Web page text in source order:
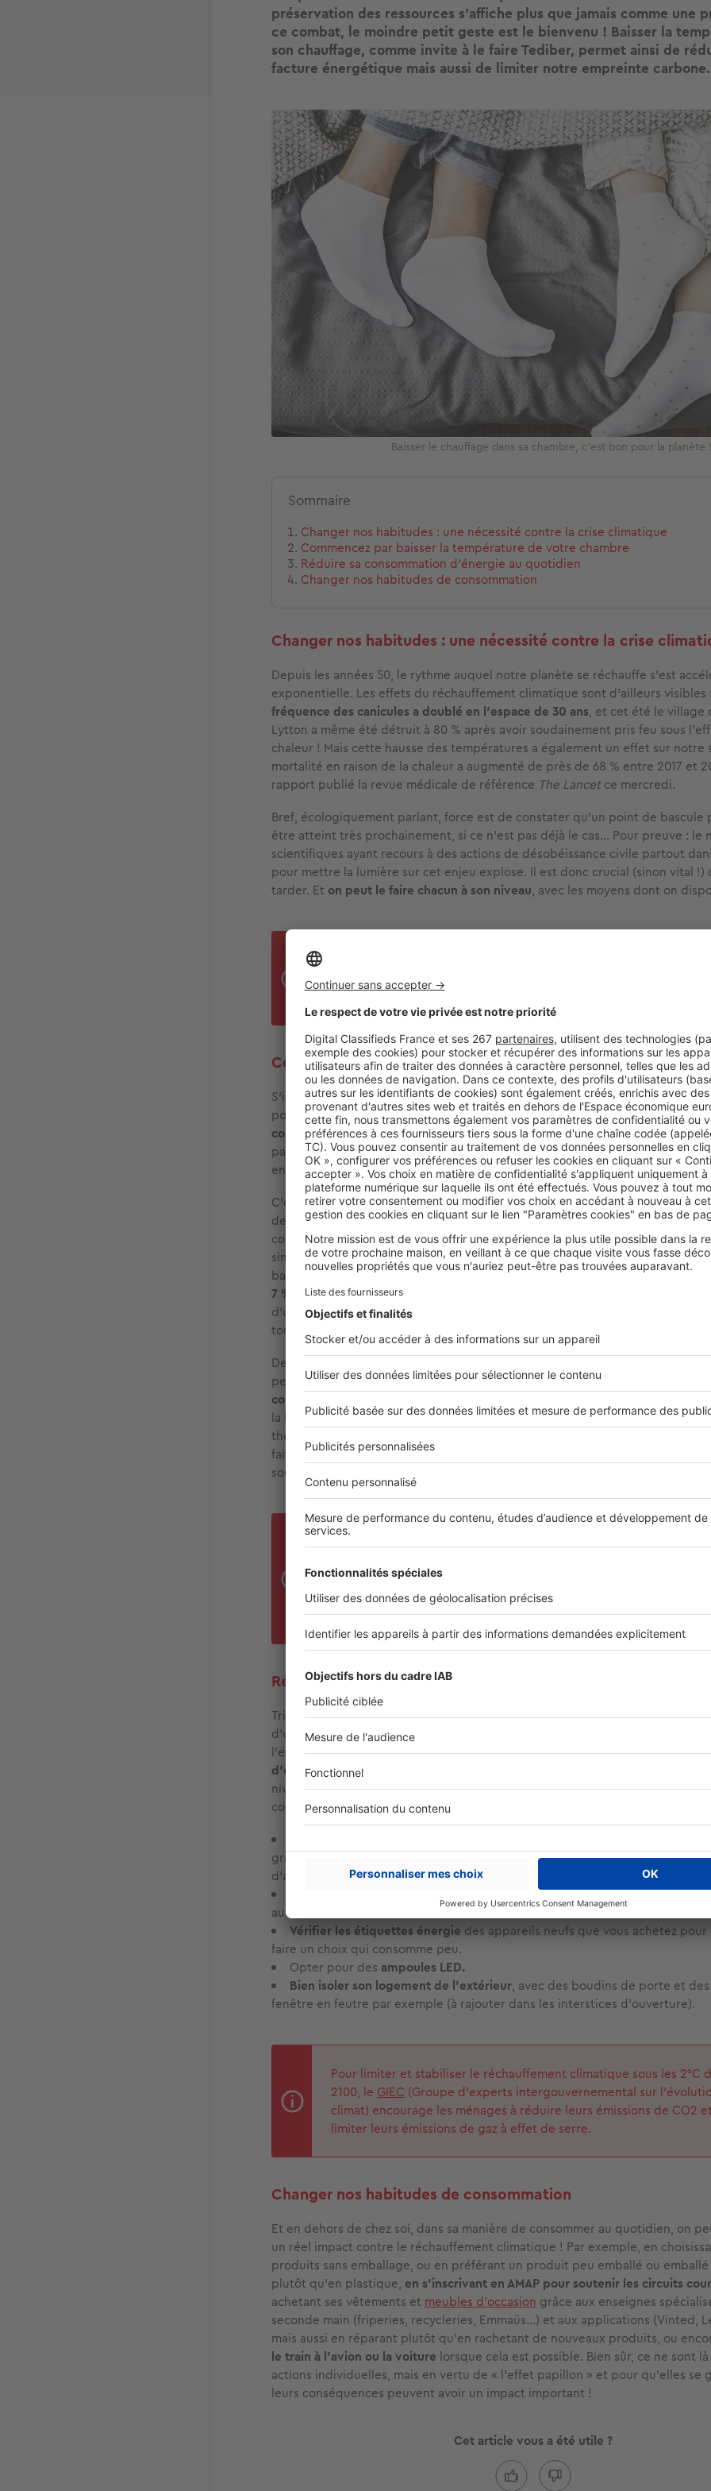
préservation des ressources s’affiche plus que jamais comme une
ce combat, le moindre petit geste est le bienvenu ! Baisser la
son chauffage, comme invite à le faire Tediber, permet ainsi de
facture énergétique mais aussi de limiter notre empreinte carbone.
Image
Baisser le chauffage dans sa chambre, c'est bon pour la planète
Sommaire
Changer nos habitudes : une nécessité contre la crise climatique
Commencez par baisser la température de votre chambre
Réduire sa consommation d'énergie au quotidien
Changer nos habitudes de consommation
Changer nos habitudes : une nécessité contre la crise
Depuis les années 50, le rythme auquel notre planète se réchauffe s’est
exponentielle. Les effets du réchauffement climatique sont d’ailleurs visibles
fréquence des canicules a doublé en l’espace de 30 ans, et cet été le village
Lytton a même été détruit à 80 % après avoir soudainement pris feu sous
chaleur ! Mais cette hausse des températures a également un effet sur notre
mortalité en raison de la chaleur a augmenté de près de 68 % entre 2017 et
rapport publié la revue médicale de référence The Lancetce mercredi.
Bref, écologiquement parlant, force est de constater qu’un point de bascule
être atteint très prochainement, si ce n’est pas déjà le cas... Pour preuve : le
scientifiques ayant recours à des actions de désobéissance civile partout
pour mettre la lumière sur cet enjeu explose. Il est donc crucial (sinon vital !)
tarder. Et on peut le faire chacun à son niveau, avec les moyens dont on
au challenge des Nuits pour le Climat lancé par Tediber ! Pour vous
inscrire, c'estici.
Commencez par baisser la température de votre chambre
S’il est une pièce dans laquelle on passe du temps (et même dans laquelle
pouvoir passer encore plus de temps !), c’est bien la chambre à coucher !
cours d’une vie, on passe de 25 à 27 ans à dormir.À titre de comparaison,
passe 11,5 années (cumulées) à travailler, 23 000 heures à faire sa lessive, 4,3
environ six mois à faire la queue.
C’est pourquoi, cette année encore,Tediber lanceles Nuits Pour Le Climat.
de cette opération, le fabricant de couettes et de matelas vous invite à faire
contre le réchauffement climatique sans même avoir à bouger de votre lit.
simplement en diminuant le chauffage de votre chambre de 2°C. Loin d’être
baisser la température de votre chambre représenteune économie
7 %
et une économie d’émission de gaz à effet de serre de 172 kg de CO2,
d’un aller retour Paris-Bordeaux en voiture... Et comme le dit Tediber, «
tout le monde s’y met ! ».
De plus, c'est aussi bon pour notre santé ! En effet, comme notre corps doit
perdre 1,5 à 2°C pour pouvoir s'endormir, on conseille généralement une
comprise entre 16 et 18°C pour un sommeil optimal.
Pourtant, les Français
la bonne température moyenne de leur logement se situe autour de 20°C,
thermostats en conséquence... Alors, en baissant la température de votre
faites une pierre deux coups en aidant la planète et en améliorant la qualité
sommeil !
Dans une chambre, l’ADEME(Agence de l'Environnement et de
bonne couette, elle garantit un sommeil réparateur. Mais dans les
chambres des bébés, veillez toutefois à ce que la température soit
élevée : entre 18°C et 20°C.
Réduire sa consommation d'énergie au quotidien
Trier ses déchets, préférer les douches aux bains, éteindre la lumière dès
d’une pièce, ces éco-gestes sont déjà bien ancrés dans le quotidien des
l'éducation et la prévention implantée depuis de nombreuses années. Mais
d'éco-consommation ne sont pas encore une habitude pour tout le monde
niveau de l'énergie ! Voici donc des astuces à appliquer dès maintenant
consommation énergétique et faire du bien à la planète (ainsi qu'à votre
grille-pain, lave-linge, lave-vaisselle...). Notre conseil : installez des
d'appareils pour vous faciliter la vie.
si vous ne les utilisez pas
au bout...).
Vérifier les étiquettes énergie des appareils neufs que vous achetez
faire un choix qui consomme peu.
Opter pour des ampoules LED.
Bien isoler son logement de l'extérieur, avec des boudins de porte et
fenêtre en feutre par exemple (à rajouter dans les interstices d'ouverture).
Pour limiter et stabiliser le réchauffement climatique sous les 2°C
2100, le GIEC (Groupe d'experts intergouvernemental sur
climat) encourage les ménages à réduire leurs émissions de CO2
limiter leurs émissions de gaz à effet de serre.
Changer nos habitudes de consommation
Et en dehors de chez soi, dans sa manière de consommer au quotidien, on
un réel impact contre le réchauffement climatique ! Par exemple, en
produits sans emballage, ou en préférant un produit peu emballé ou
plutôt qu'en plastique, en s'inscrivant en AMAP pour soutenir les circuits
achetant ses vêtements et meubles d'occasion grâce aux enseignes
seconde main (friperies, recycleries, Emmaüs...) et aux applications (Vinted,
mais aussi en réparant plutôt qu'en rachetant de nouveaux produits, ou
le train à l'avion ou la voiture lorsque cela est possible. Bien sûr, ce ne sont
actions individuelles, mais en vertu de « l’effet papillon » et pour qu’elles se
leurs conséquences peuvent avoir un impact important !
Cet article vous a été utile ?